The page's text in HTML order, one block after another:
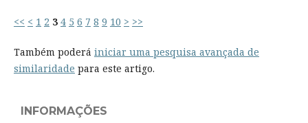
<< < 1 2 3 4 5 6 7 8 9 10 > >>
Também poderá iniciar uma pesquisa avançada de
similaridade para este artigo.
INFORMAÇÕES